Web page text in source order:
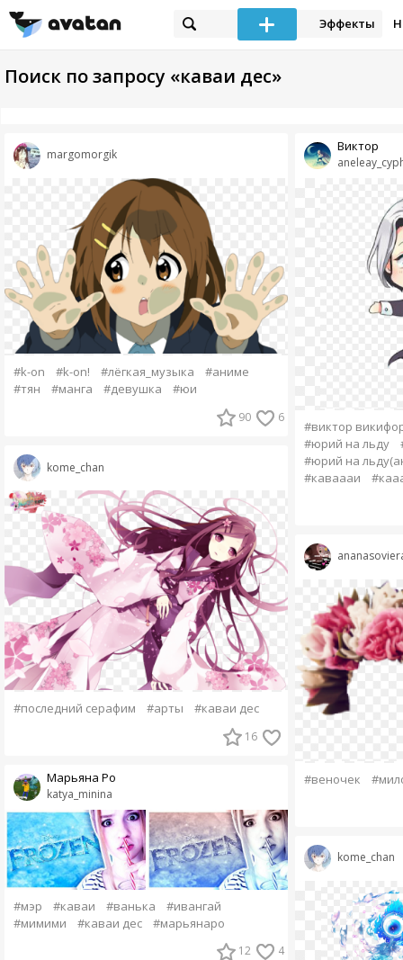
Эффекты
Поиск по запросу «каваи дес»
margomorgik
#k-on #k-on! #лёгкая_музыка
#аниме
#тян
#манга #девушка #юи
90 6
kome_chan
#последний серафим #арты #каваи дес
16
katya_minina
Марьяна Ро
#мэр #каваи #ванька
#ивангай
#мимими
#каваи дес #марьянаро
12 4
Виктор
#виктор
#юрий на льду
#юрий на
#каваааи
#веночек
kome_chan